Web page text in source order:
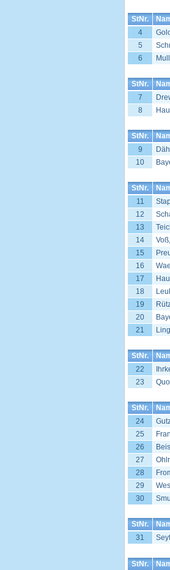
StNr.
4
5
6
StNr.
7
8
StNr.
9
10
StNr.
11
12
13
14
15
16
17
18
19
20
21
StNr.
22
23
StNr.
24
25
26
27
28
29
30
StNr.
31
StNr.